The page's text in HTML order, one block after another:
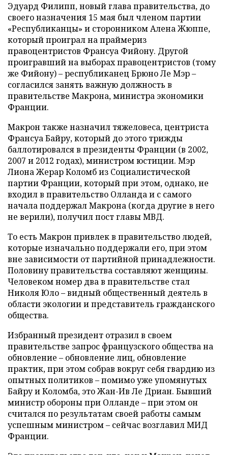
Эдуард Филипп, новый глава правительства, до
своего назначения 15 мая был членом партии
«Республиканцы» и сторонником Алена Жюппе,
который проиграл на праймериз
правоцентристов Франсуа Фийону. Другой
проигравший на выборах правоцентристов (тому
же Фийону) – республиканец Брюно Ле Мэр –
согласился занять важную должность в
правительстве Макрона, министра экономики
Франции.
Макрон также назначил тяжеловеса, центриста
Франсуа Байру, который до этого трижды
баллотировался в президенты Франции (в 2002,
2007 и 2012 годах), министром юстиции. Мэр
Лиона Жерар Коломб из Социалистической
партии Франции, который при этом, однако, не
входил в правительство Олланда и с самого
начала поддержал Макрона (когда другие в него
не верили), получил пост главы МВД.
То есть Макрон привлек в правительство людей,
которые изначально поддержали его, при этом
вне зависимости от партийной принадлежности.
Половину правительства составляют женщины.
Человеком номер два в правительстве стал
Николя Юло – видный общественный деятель в
области экологии и представитель гражданского
общества.
Избранный президент отразил в своем
правительстве запрос французского общества на
обновление – обновление лиц, обновление
практик, при этом собрав вокруг себя гвардию из
опытных политиков – помимо уже упомянутых
Байру и Коломба, это Жан-Ив Ле Дриан. Бывший
министр обороны при Олланде – при этом он
считался по результатам своей работы самым
успешным министром – сейчас возглавил МИД
Франции.